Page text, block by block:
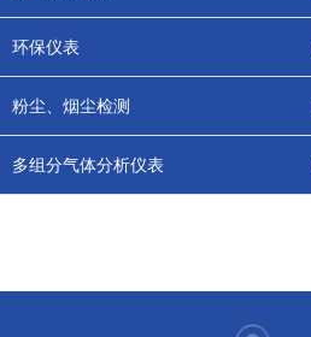
环保仪表
粉尘、烟尘检测
多组分气体分析仪表